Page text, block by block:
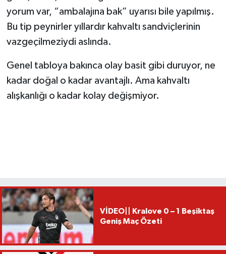
yorum var, “ambalajına bak” uyarısı bile yapılmış.
Bu tip peynirler yıllardır kahvaltı sandviçlerinin
vazgeçilmeziydi aslında.
Genel tabloya bakınca olay basit gibi duruyor, ne
kadar doğal o kadar avantajlı. Ama kahvaltı
alışkanlığı o kadar kolay değişmiyor.
VİDEO|| Kralove 0 – 1 Beşiktaş
Geniş Maç Özeti